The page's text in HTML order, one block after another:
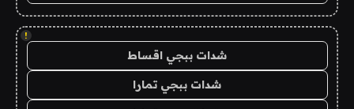
!
شدات ببجي اقساط
شدات ببجي تمارا